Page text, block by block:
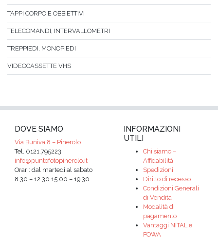
TAPPI CORPO E OBBIETTIVI
TELECOMANDI, INTERVALLOMETRI
TREPPIEDI, MONOPIEDI
VIDEOCASSETTE VHS
DOVE SIAMO
Via Buniva 8 – Pinerolo
Tel. 0121.795223
info@puntofotopinerolo.it
Orari: dal martedì al sabato
8.30 – 12.30 15.00 – 19.30
INFORMAZIONI
UTILI
Chi siamo –
Affidabilità
Spedizioni
Diritto di recesso
Condizioni Generali
di Vendita
Modalità di
pagamento
Vantaggi NITAL e
FOWA